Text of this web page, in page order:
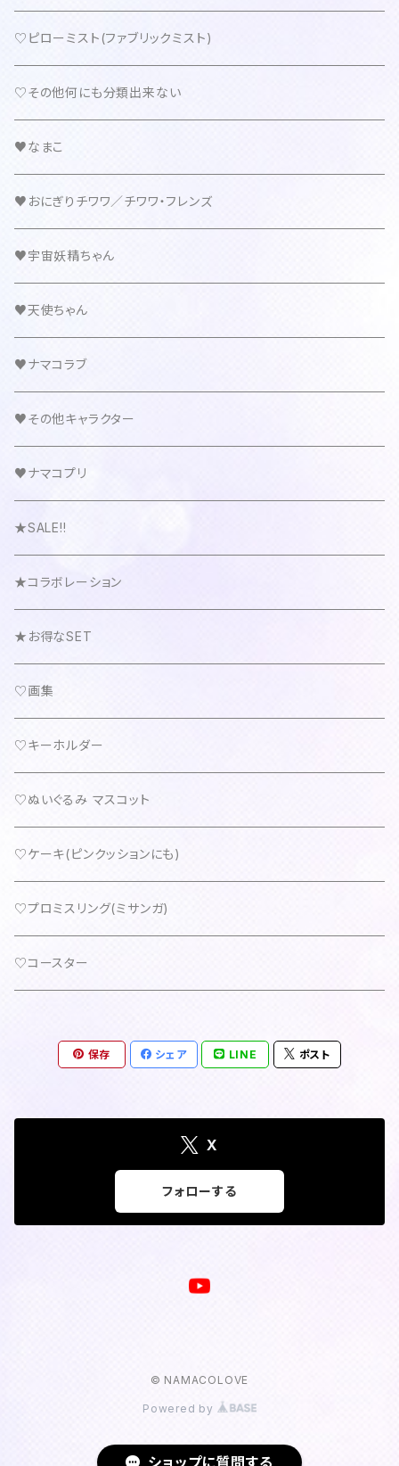
♡ピローミスト(ファブリックミスト)
♡その他何にも分類出来ない
♥なまこ
♥おにぎりチワワ／チワワ・フレンズ
♥宇宙妖精ちゃん
♥天使ちゃん
♥ナマコラブ
♥その他キャラクター
♥ナマコプリ
★SALE!!
★コラボレーション
★お得なSET
♡画集
♡キーホルダー
♡ぬいぐるみ マスコット
♡ケーキ(ピンクッションにも)
♡プロミスリング(ミサンガ)
♡コースター
保存 シェア LINE ポスト
X
フォローする
© NAMACOLOVE
Powered by
ショップに質問する